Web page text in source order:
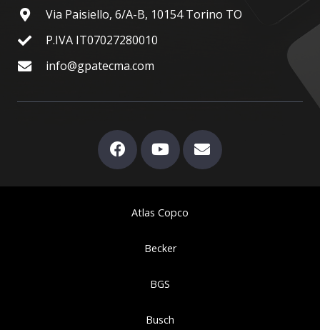
Via Paisiello, 6/A-B, 10154 Torino TO
P.IVA IT07027280010
info@gpatecma.com
Atlas Copco
Becker
BGS
Busch